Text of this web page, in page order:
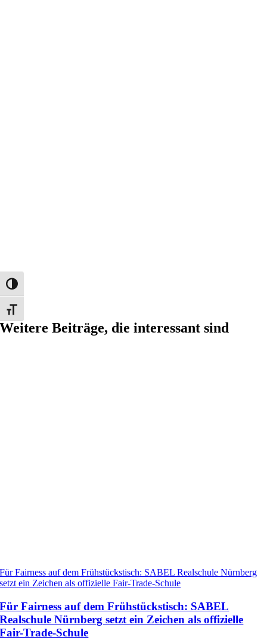
Umschalten auf hohe Kontraste
Schrift vergrößern
Weitere Beiträge, die interessant sind
Für Fairness auf dem Frühstückstisch: SABEL Realschule Nürnberg
setzt ein Zeichen als offizielle Fair-Trade-Schule
Für Fairness auf dem Frühstückstisch: SABEL
Realschule Nürnberg setzt ein Zeichen als offizielle
Fair-Trade-Schule